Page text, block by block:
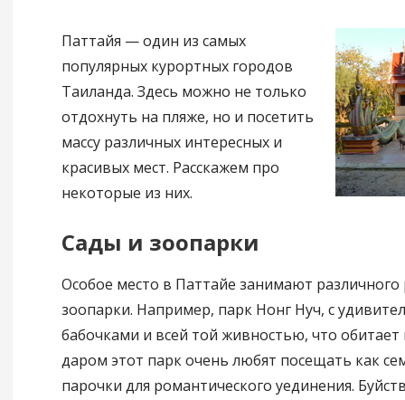
Паттайя — один из самых
популярных курортных городов
Таиланда. Здесь можно не только
отдохнуть на пляже, но и посетить
массу различных интересных и
красивых мест. Расскажем про
некоторые из них.
Сады и зоопарки
Особое место в Паттайе занимают различного
зоопарки. Например, парк Нонг Нуч, с
бабочками и всей той живностью, что
даром этот парк очень любят посещать как
парочки для романтического уединения.